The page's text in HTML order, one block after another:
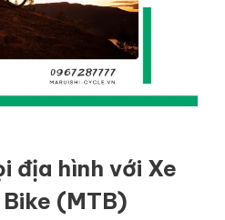
địa hình với Xe
(MTB)